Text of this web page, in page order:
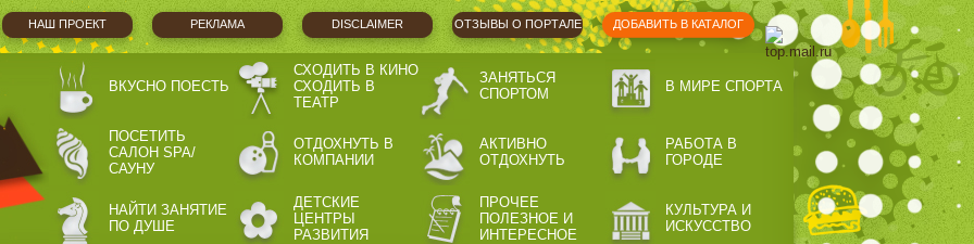
НАШ ПРОЕКТ РЕКЛАМА DISCLAIMER ОТЗЫВЫ О ПОРТАЛЕ ДОБАВИТЬ В КАТАЛОГ
ВКУСНО ПОЕСТЬ
СХОДИТЬ В КИНО
СХОДИТЬ В
ТЕАТР
ЗАНЯТЬСЯ
СПОРТОМ
В МИРЕ СПОРТА
ПОСЕТИТЬ
САЛОН SPA/
САУНУ
ОТДОХНУТЬ В
КОМПАНИИ
АКТИВНО
ОТДОХНУТЬ
РАБОТА В
ГОРОДЕ
НАЙТИ ЗАНЯТИЕ
ПО ДУШЕ
ДЕТСКИЕ
ЦЕНТРЫ
РАЗВИТИЯ
ПРОЧЕЕ
ПОЛЕЗНОЕ И
ИНТЕРЕСНОЕ
КУЛЬТУРА И
ИСКУССТВО